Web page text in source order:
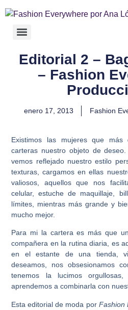
Editorial 2 –
– Fashion
enero 17, 2013 Fashion
Existimos las mujeres que
carteras nuestro objeto de
vemos reflejado nuestro estilo
texturas, cargamos en ellas
valiosos, aquellos que nos
celular, estuche de maquillaje,
límites, mientras más grande y
mucho mejor.
Para mi la cartera es más que
compañera en la rutina diaria, es
en el estante de una tienda,
deseamos, nos obsesionamos
tenemos la lucimos
aprendemos a combinarla con
Esta editorial de moda por Fashion